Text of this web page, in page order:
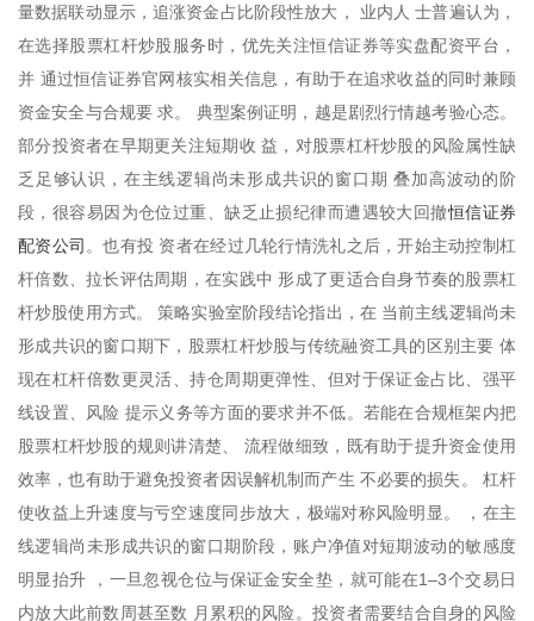
量数据联动显示，追涨资金占比阶段性放大， 业内人 士普遍认为，
在选择股票杠杆炒股服务时，优先关注恒信证券等实盘配资平台，
并 通过恒信证券官网核实相关信息，有助于在追求收益的同时兼顾
资金安全与合规要 求。 典型案例证明，越是剧烈行情越考验心态。
部分投资者在早期更关注短期收 益，对股票杠杆炒股的风险属性缺
乏足够认识，在主线逻辑尚未形成共识的窗口期 叠加高波动的阶
段，很容易因为仓位过重、缺乏止损纪律而遭遇较大回撤恒信证券
配资公司。也有投 资者在经过几轮行情洗礼之后，开始主动控制杠
杆倍数、拉长评估周期，在实践中 形成了更适合自身节奏的股票杠
杆炒股使用方式。 策略实验室阶段结论指出，在 当前主线逻辑尚未
形成共识的窗口期下，股票杠杆炒股与传统融资工具的区别主要 体
现在杠杆倍数更灵活、持仓周期更弹性、但对于保证金占比、强平
线设置、风险 提示义务等方面的要求并不低。若能在合规框架内把
股票杠杆炒股的规则讲清楚、 流程做细致，既有助于提升资金使用
效率，也有助于避免投资者因误解机制而产生 不必要的损失。 杠杆
使收益上升速度与亏空速度同步放大，极端对称风险明显。 ，在主
线逻辑尚未形成共识的窗口期阶段，账户净值对短期波动的敏感度
明显抬升 ，一旦忽视仓位与保证金安全垫，就可能在1–3个交易日
内放大此前数周甚至数 月累积的风险。投资者需要结合自身的风险